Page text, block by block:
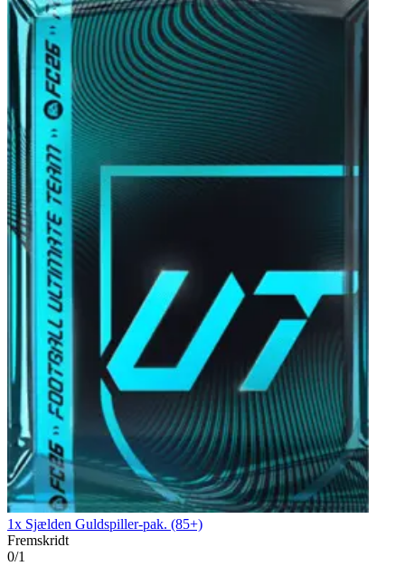
1x Sjælden Guldspiller-pak. (85+)
Fremskridt
0/1